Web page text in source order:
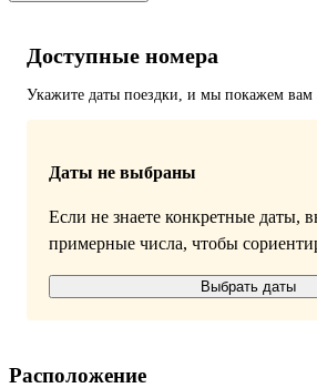
Доступные номера
Укажите даты поездки, и мы покажем вам
Даты не выбраны
Если не знаете конкретные даты,
примерные числа, чтобы
Выбрать даты
Расположение